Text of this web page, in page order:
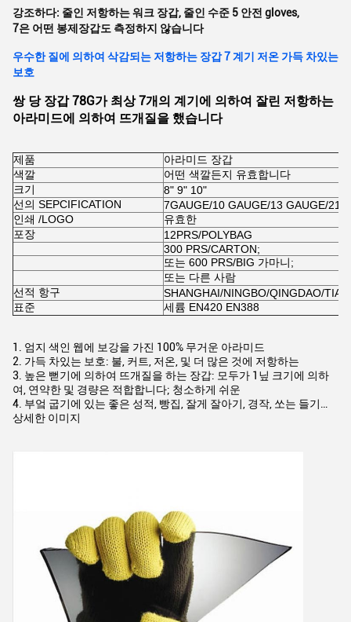
강조하다: 줄인 저항하는 워크 장갑, 줄인 수준 5 안전 gloves,
7은 어떤 봉제장갑도 측정하지 않습니다
우수한 질에 의하여 삭감되는 저항하는 장갑 7 계기 저온 가득 차있는
보호
쌍 당 장갑 78G가 최상 7개의 계기에 의하여 잘린 저항하는
아라미드에 의하여 뜨개질을 했습니다
제품
아라미드 장갑
색깔
어떤 색깔든지 유효합니다
크기
8" 9" 10"
선의 SEPCIFICATION
7GAUGE/10 GAUGE/13 GAUGE/
인쇄 /LOGO
유효한
포장
12PRS/POLYBAG
300 PRS/CARTON;
또는 600 PRS/BIG 가마니;
또는 다른 사람
선적 항구
SHANGHAI/NINGBO/QINGDAO/
표준
세륨 EN420 EN388
1. 엄지 색인 웹에 보강을 가진 100% 무거운 아라미드
2. 가득 차있는 보호: 불, 커트, 저온, 및 더 많은 것에 저항하는
3. 높은 뻗기에 의하여 뜨개질을 하는 장갑: 모두가 1닢 크기에 의하
여, 연약한 및 경량은 적합합니다; 청소하게 쉬운
4. 부엌 굽기에 있는 좋은 성적, 빵집, 잘게 잘아기, 경작, 쏘는 들기…
상세한 이미지